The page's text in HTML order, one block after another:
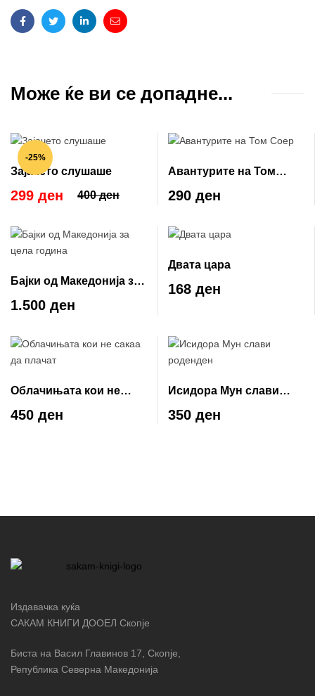
FacebookTwitterLinkedinEmail
Може ќе ви се допадне...
-25%
Зајачето слушаше
400 ден
299 ден
Авантурите на Том
Соер
290 ден
Бајки од Македонија за
цела година
1.500 ден
Двата цара
168 ден
Облачињата кои не
сакаа да плачат
450 ден
Исидора Мун слави
роденден
350 ден
Издавачка куќа
САКАМ КНИГИ ДООЕЛ Скопје
Биста на Васил Главинов 17, Скопје,
Република Северна Македонија